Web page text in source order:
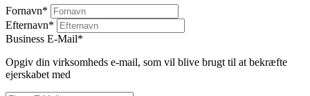
Fornavn*
Efternavn*
Business E-Mail*
Opgiv din virksomheds e-mail, som vil blive brugt til at bekræfte
ejerskabet med